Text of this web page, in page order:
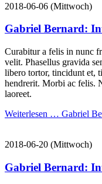
2018-06-06 (Mittwoch)
Gabriel Bernard:
Curabitur a felis in nunc
velit. Phasellus gravida
libero tortor, tincidunt et,
hendrerit. Morbi ac felis.
laoreet.
Weiterlesen … Gabriel
2018-06-20 (Mittwoch)
Gabriel Bernard: